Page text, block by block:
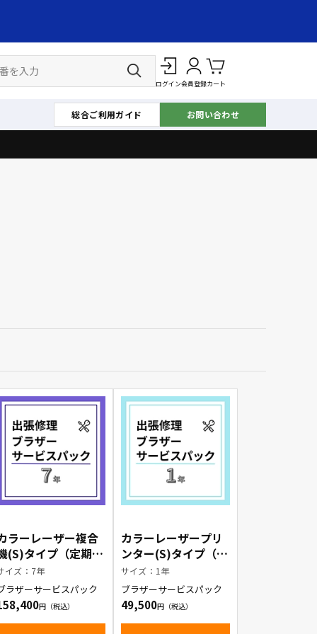
ログイン会員登録カート
総合ご利用ガイド お問い合わせ
ラーレーザー複合
(S)タイプ（定期交
部品有）出張修理
ラザーサービスパ
ク7年
イズ：7年
ラザーサービスパック
カラーレーザープリ
ンター(S)タイプ（定
期交換部品有）出張
修理ブラザーサービ
スパック1年
サイズ：1年
ブラザーサービスパック
49,500